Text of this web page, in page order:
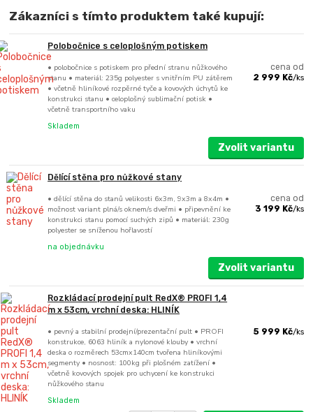
Zákazníci s tímto produktem také kupují:
Polobočnice s celoplošným potiskem
• polobočnice s potiskem pro přední stranu nůžkového
stanu • materiál: 235g polyester s vnitřním PU zátěrem
• včetně hliníkové rozpěrné tyče a kovových úchytů ke
konstrukci stanu • celoplošný sublimační potisk •
včetně transportního vaku
cena od
2 999 Kč/ks
Skladem
Zvolit variantu
Dělící stěna pro nůžkové stany
• dělící stěna do stanů velikosti 6x3m, 9x3m a 8x4m •
možnost variant plná/s oknem/s dveřmi • připevnění ke
konstrukci stanu pomocí suchých zipů • materiál: 230g
polyester se sníženou hořlavostí
cena od
3 199 Kč/ks
na objednávku
Zvolit variantu
Rozkládací prodejní pult RedX® PROFI 1,4
m x 53cm, vrchní deska: HLINÍK
• pevný a stabilní prodejní/prezentační pult • PROFI
konstrukce, 6063 hliník a nylonové klouby • vrchní
deska o rozměrech 53cmx140cm tvořena hliníkovými
segmenty • nosnost: 100kg při plošném zatížení •
včetně kovových spojek pro uchycení ke konstrukci
nůžkového stanu
5 999 Kč/ks
Skladem